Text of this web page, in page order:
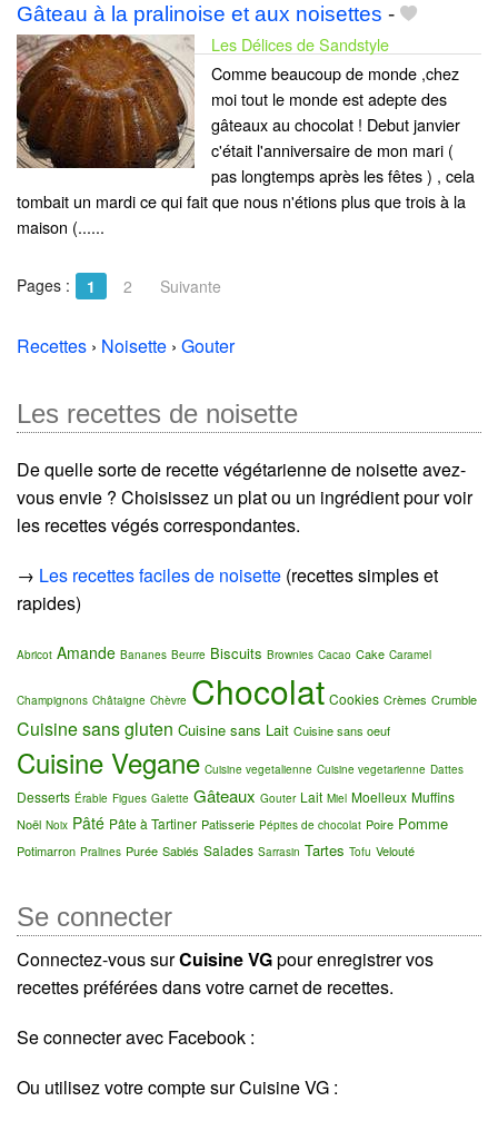
Gâteau à la pralinoise et aux noisettes -
Les Délices de Sandstyle
Comme beaucoup de monde ,chez
moi tout le monde est adepte des
gâteaux au chocolat ! Debut janvier
c'était l'anniversaire de mon mari (
pas longtemps après les fêtes ) , cela
tombait un mardi ce qui fait que nous n'étions plus que trois à la
maison (......
Pages : 1 2 Suivante
Recettes › Noisette › Gouter
Les recettes de noisette
De quelle sorte de recette végétarienne de noisette avez-
vous envie ? Choisissez un plat ou un ingrédient pour voir
les recettes végés correspondantes.
→ Les recettes faciles de noisette (recettes simples et
rapides)
Abricot Amande Bananes Beurre Biscuits Brownies Cacao Cake Caramel
Champignons Châtaigne Chèvre Chocolat Cookies Crèmes Crumble
Cuisine sans gluten Cuisine sans Lait Cuisine sans oeuf
Cuisine Vegane Cuisine vegetalienne Cuisine vegetarienne Dattes
Desserts Érable Figues Galette Gâteaux Gouter Lait Miel Moelleux Muffins
Noël Noix Pâté Pâte à Tartiner Patisserie Pépites de chocolat Poire Pomme
Potimarron Pralines Purée Sablés Salades Sarrasin Tartes Tofu Velouté
Se connecter
Connectez-vous surCuisine VGpour enregistrer vos
recettes préférées dans votre carnet de recettes.
Se connecter avec Facebook :
Ou utilisez votre compte sur Cuisine VG :